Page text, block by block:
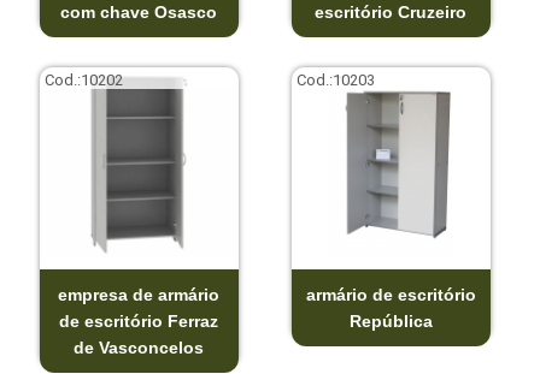
com chave Osasco
escritório Cruzeiro
Cod.:10202
empresa de armário
de escritório Ferraz
de Vasconcelos
Cod.:10203
armário de escritório
República